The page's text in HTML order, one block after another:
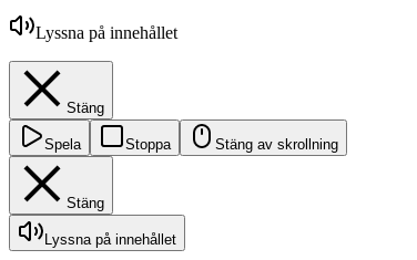
Lyssna på innehållet
Stäng
Spela Stoppa Stäng av skrollning
Stäng
Lyssna på innehållet